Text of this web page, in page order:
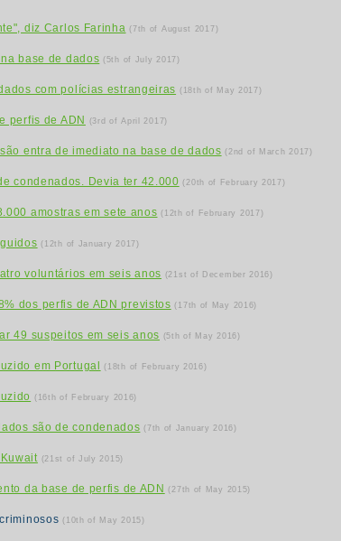
diz Carlos Farinha (7th of August 2017)
base de dados (5th of July 2017)
com polícias estrangeiras (18th of May 2017)
perfis de ADN (3rd of April 2017)
entra de imediato na base de dados (2nd of March 2017)
condenados. Devia ter 42.000 (20th of February 2017)
amostras em sete anos (12th of February 2017)
(12th of January 2017)
voluntários em seis anos (21st of December 2016)
dos perfis de ADN previstos (17th of May 2016)
49 suspeitos em seis anos (5th of May 2016)
em Portugal (18th of February 2016)
(16th of February 2016)
são de condenados (7th of January 2016)
(21st of July 2015)
da base de perfis de ADN (27th of May 2015)
(10th of May 2015)